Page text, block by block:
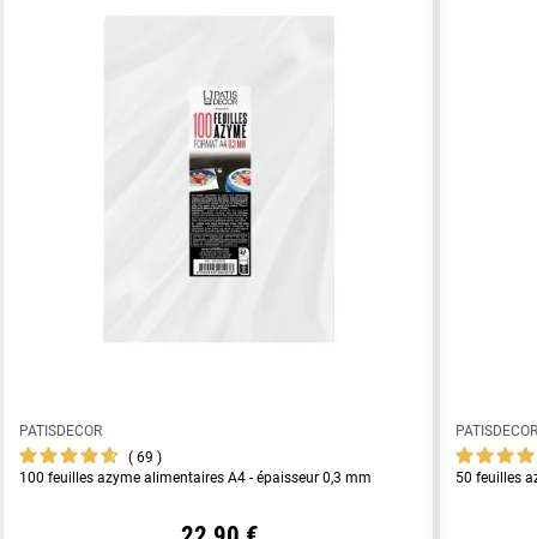
PATISDECOR
69
100 feuilles azyme alimentaires A4 - épaisseur 0,3 mm
50 feuilles